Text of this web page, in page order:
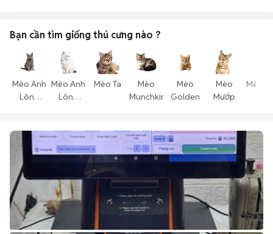
Bạn cần tìm giống thú cưng nào ?
Mèo Anh
Lông
Mèo Anh
Lông
Mèo Ta
Mèo
Munchkin
Mèo
Golden
Mèo
Mướp
Mèo